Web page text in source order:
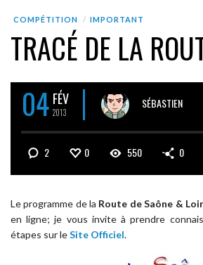
COMPÉTITION IMPORTANT
TRACÉ DE LA
04 FÉV
2013
SÉBASTIEN
2 0 550 0
Le programme de la Route de Saône &
en ligne; je vous invite à prendre
étapes sur leSite Officiel.